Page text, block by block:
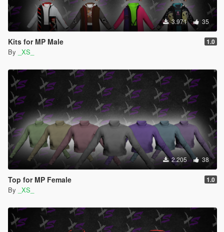
3.971 35
Kits for MP Male 1.0
By _XS_
2.205 38
Top for MP Female 1.0
By _XS_